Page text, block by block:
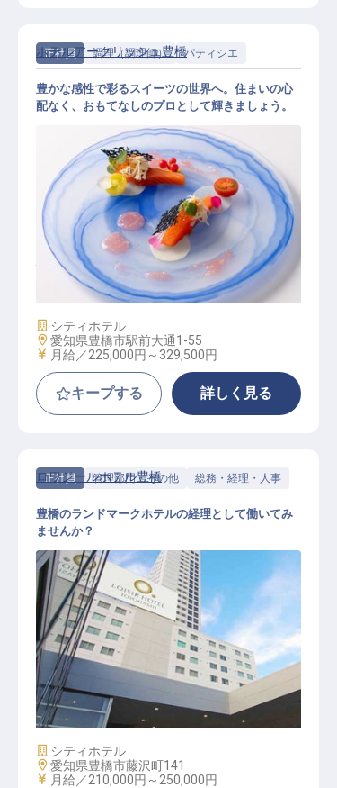
正社員 調理（調理師） パティシエ
パティシエ
ホテルアークリッシュ豊橋
豊かな感性で彩るスイーツの世界へ。住まいの心
配なく、おもてなしのプロとして輝きましょう。
施設業態
シティホテル
勤務地
愛知県豊橋市駅前大通1-55
給与
月給／225,000円～ 329,500円
キープする 詳しく見る
正社員 管理部門・その他 総務・経理・人事
経理
ロワジールホテル豊橋
豊橋のランドマークホテルの経理として働いてみ
ませんか？
施設業態
シティホテル
勤務地
愛知県豊橋市藤沢町141
給与
月給／210,000円～ 250,000円